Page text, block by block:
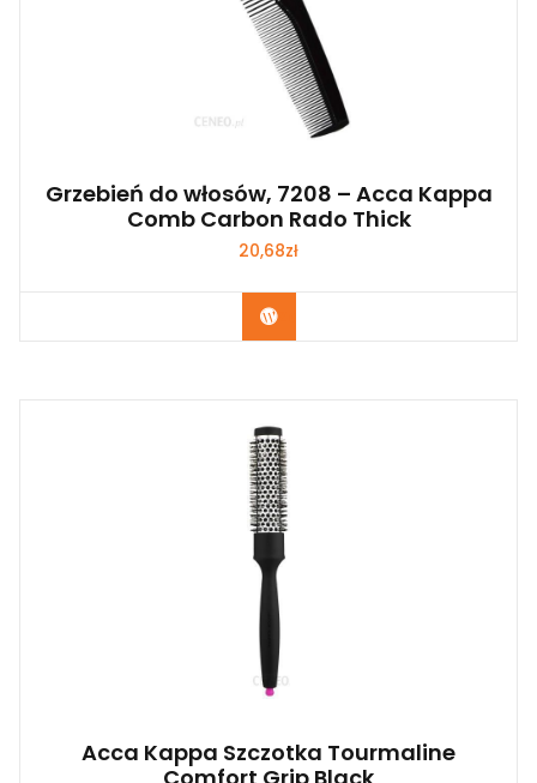
Grzebień do włosów, 7208 – Acca Kappa
Comb Carbon Rado Thick
20,68zł
Zobacz
Acca Kappa Szczotka Tourmaline